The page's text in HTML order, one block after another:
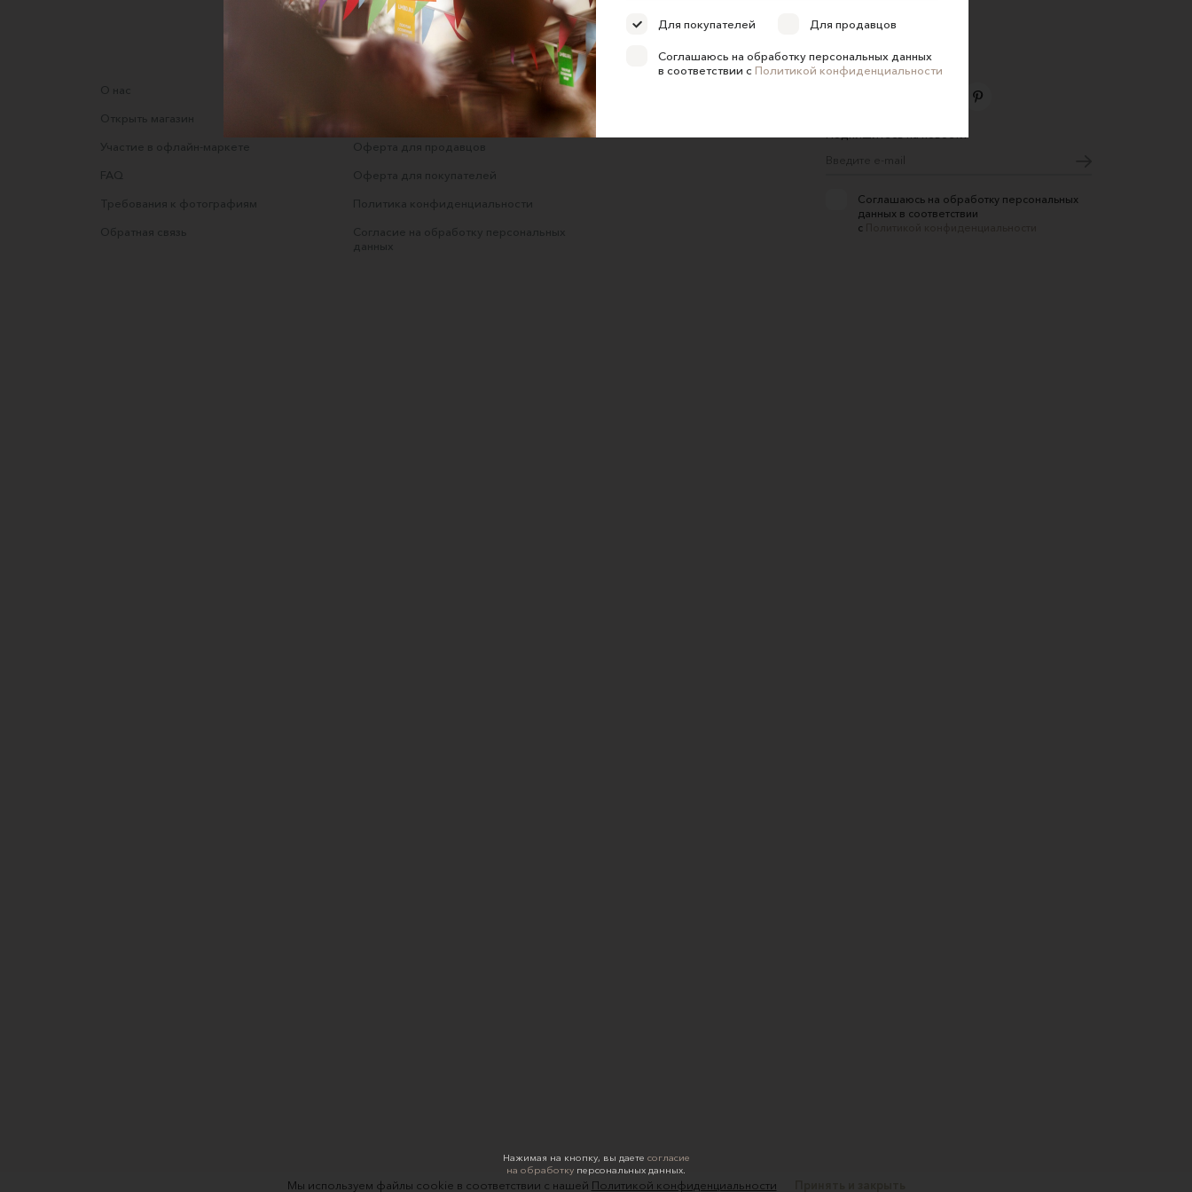
О нас
Открыть магазин
Участие в офлайн-маркете
FAQ
Требования к фотографиям
Обратная связь
Соглашение об оказании услуг
Оферта для продавцов
Оферта для покупателей
Политика конфиденциальности
Согласие на обработку персональных
данных
Соглашаюсь на обработку персональных
данных в соответствии
с
Для покупателей Для продавцов
Соглашаюсь на обработку персональных данных
в соответствии с Политикой конфиденциальности
Нажимая на кнопку, вы даете согласие
на обработку персональных данных.
Мы используем файлы cookie в соответствии с нашей Политикой конфиденциальности